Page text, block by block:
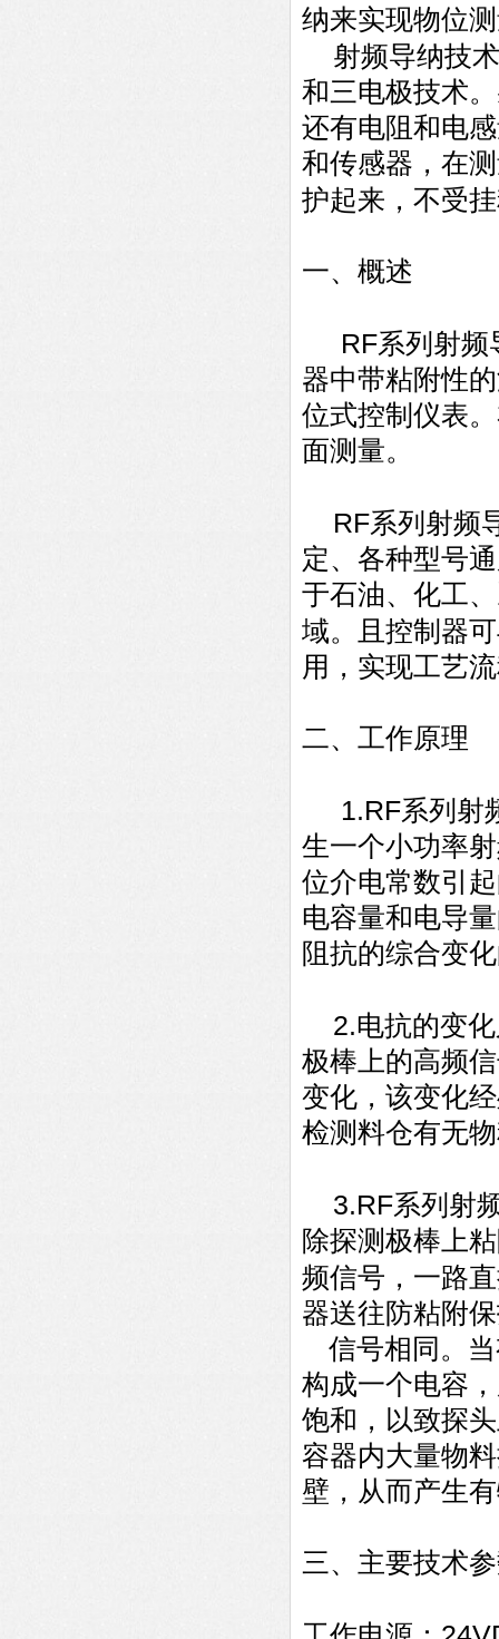
纳来实现物位
射频导纳技
和三电极技术
还有电阻和电
和传感器，在
护起来，不受
一、概述
RF系列射
器中带粘附性
位式控制仪表
面测量。
RF系列射频
定、各种型号
于石油、化工
域。且控制器
用，实现工艺
二、工作原理
1.RF系列射
生一个小功率
位介电常数引
电容量和电导
阻抗的综合变
2.电抗的变
极棒上的高频
变化，该变化
检测料仓有无
3.RF系列射
除探测极棒上
频信号，一路
器送往防粘附
信号相同。当
构成一个电容
饱和，以致探
容器内大量物
壁，从而产生
三、主要技术